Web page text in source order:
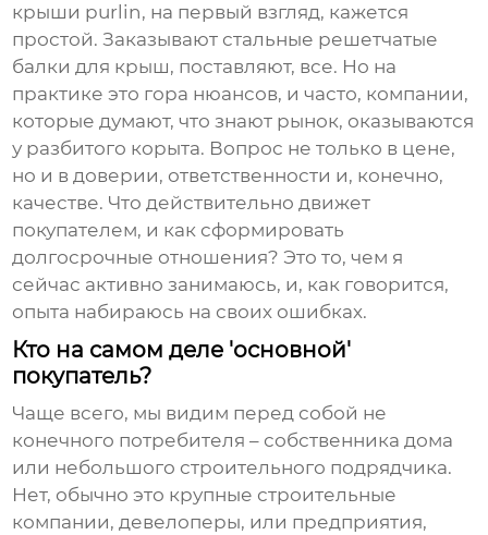
крыши purlin, на первый взгляд, кажется
простой. Заказывают стальные решетчатые
балки для крыш, поставляют, все. Но на
практике это гора нюансов, и часто, компании,
которые думают, что знают рынок, оказываются
у разбитого корыта. Вопрос не только в цене,
но и в доверии, ответственности и, конечно,
качестве. Что действительно движет
покупателем, и как сформировать
долгосрочные отношения? Это то, чем я
сейчас активно занимаюсь, и, как говорится,
опыта набираюсь на своих ошибках.
Кто на самом деле 'основной'
покупатель?
Чаще всего, мы видим перед собой не
конечного потребителя – собственника дома
или небольшого строительного подрядчика.
Нет, обычно это крупные строительные
компании, девелоперы, или предприятия,